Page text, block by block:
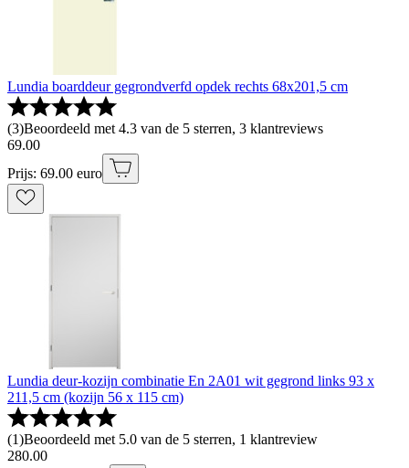
Lundia boarddeur gegrondverfd opdek rechts 68x201,5 cm
(3)Beoordeeld met 4.3 van de 5 sterren, 3 klantreviews
69.00
Prijs: 69.00 euro
Lundia deur-kozijn combinatie En 2A01 wit gegrond links 93 x
211,5 cm (kozijn 56 x 115 cm)
(1)Beoordeeld met 5.0 van de 5 sterren, 1 klantreview
280.00